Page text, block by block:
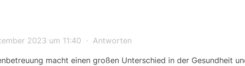
2023 um 11:40 · Antworten
macht einen großen Unterschied in der Gesundheit